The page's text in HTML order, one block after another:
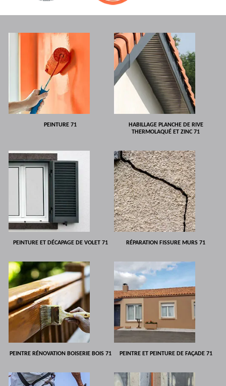
PEINTURE 71
HABILLAGE PLANCHE DE RIVE
THERMOLAQUÉ ET ZINC 71
PEINTURE ET DÉCAPAGE DE VOLET 71 RÉPARATION FISSURE MURS 71
PEINTRE RÉNOVATION BOISERIE BOIS 71 PEINTRE ET PEINTURE DE FAÇADE 71